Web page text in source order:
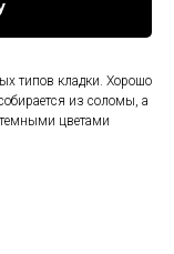
типов кладки. Хорошо
из соломы, а
цветами